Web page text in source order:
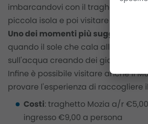
imbarcandovi con il traghetto per
piccola isola e poi visitare le saline
Uno dei momenti più suggestivi è
quando il sole che cala all'orizzonte
sull'acqua creando dei giochi di
Infine è possibile visitare anche il
provare l'esperienza di raccogliere
Costi: traghetto Mozia a/r
ingresso €9,00 a persona